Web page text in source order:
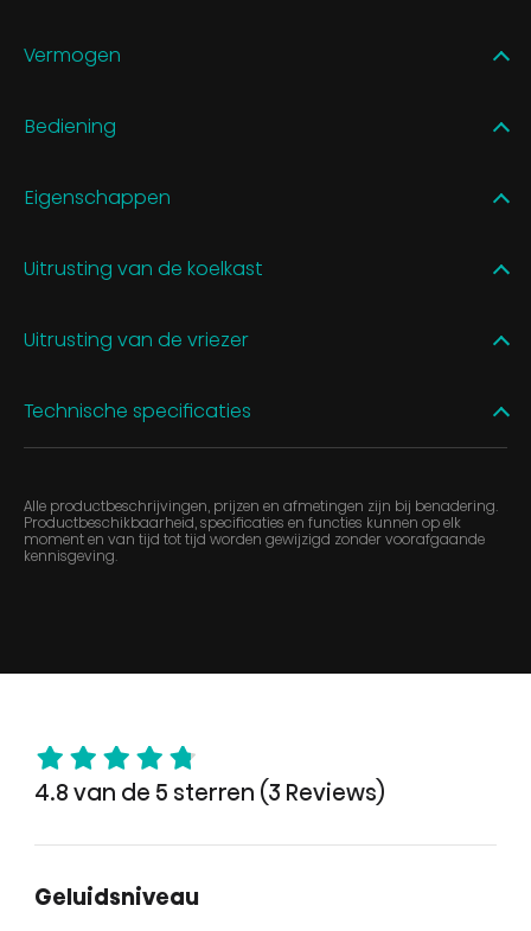
Vermogen
Bediening
Eigenschappen
Uitrusting van de koelkast
Uitrusting van de vriezer
Technische specificaties
Alle productbeschrijvingen, prijzen en afmetingen zijn bij benadering.
Productbeschikbaarheid, specificaties en functies kunnen op elk
moment en van tijd tot tijd worden gewijzigd zonder voorafgaande
kennisgeving.
4.8 van de 5 sterren (3 Reviews)
Geluidsniveau